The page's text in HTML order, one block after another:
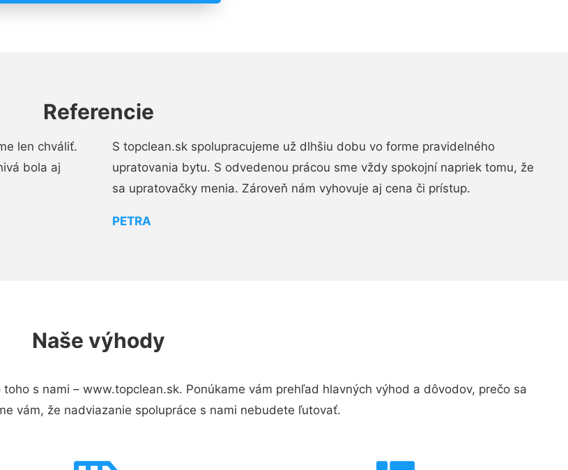
Referencie
len chváliť.
bola aj
S topclean.sk spolupracujeme už dlhšiu dobu vo forme pravidelného
upratovania bytu. S odvedenou prácou sme vždy spokojní napriek tomu, že
sa upratovačky menia. Zároveň nám vyhovuje aj cena či prístup.
PETRA
Naše výhody
s nami – www.topclean.sk. Ponúkame vám prehľad hlavných výhod a dôvodov, prečo sa
vám, že nadviazanie spolupráce s nami nebudete ľutovať.